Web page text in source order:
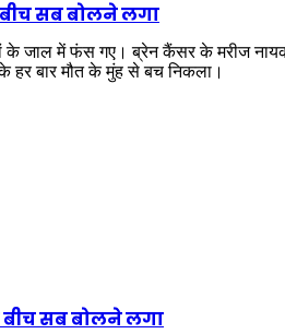
सब बोलने लगा
के जाल में फंस गए। ब्रेन कैंसर के मरीज
हर बार मौत के मुंह से बच निकला।
बीच सब बोलने लगा